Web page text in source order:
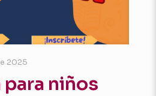
2025
niños